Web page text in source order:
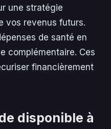
une stratégie
vos revenus futurs.
de santé en
complémentaire. Ces
financièrement
disponible à